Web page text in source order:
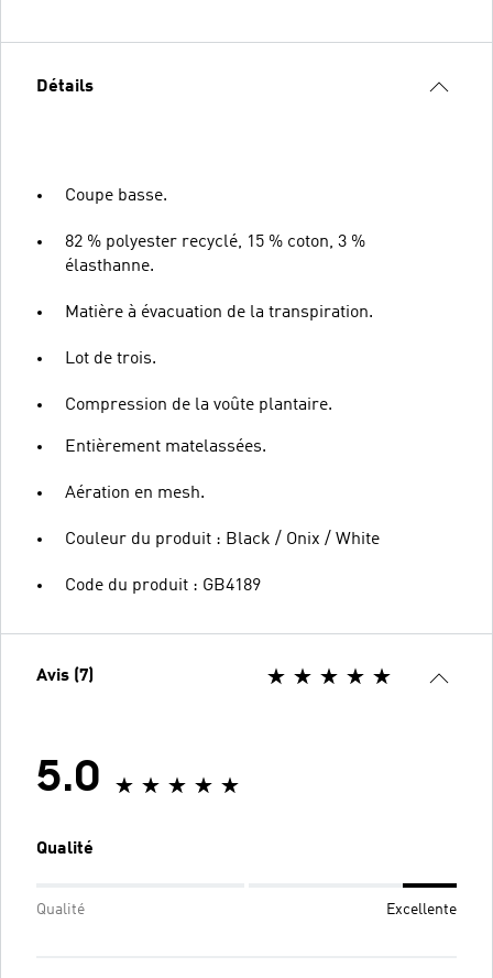
Détails
Coupe basse.
82 % polyester recyclé, 15 % coton, 3 %
élasthanne.
Matière à évacuation de la transpiration.
Lot de trois.
Compression de la voûte plantaire.
Entièrement matelassées.
Aération en mesh.
Couleur du produit : Black / Onix / White
Code du produit : GB4189
Avis (7)
5.0
Qualité
Qualité Excellente